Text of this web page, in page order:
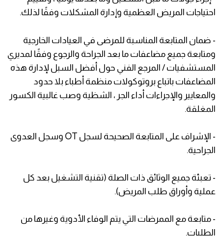
احتياجات المريض العظمية وإدارة المشكلات وفقًا لذلك.
- ضمان المتابعة المناسبة للمرضى في العيادات الخارجية
ومتابعة جميع مضاعفات ما بعد الجراحة والرجوع وفقًا لمديري
المستشفيات / المرجع الفني حول أفضل السبل لإدارة هذه
المضاعفات باتباع بروتوكولات منظمة أطباء بلا حدود
والمعايير والإجراءات أداء الجر ، الشظية وصب غالبية الكسور
المغلقة.
- الإشراف على المتابعة الصحيحة لسجل OT وسجل العدوى
الجراحية.
- تعبئة جميع الوثائق ذات الصلة (تقنية التشغيل بعد كل
عملية وأوراق طلب المريض).
- متابعة مع الممرضات التي يتم الوفاء الأدوية وغيرها من
الطلبات.